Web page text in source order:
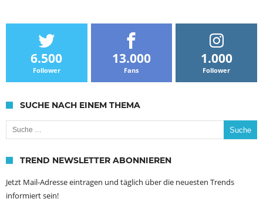
6.500
Follower
13.000
Fans
1.000
Follower
SUCHE NACH EINEM THEMA
Suche nach:
TREND NEWSLETTER ABONNIEREN
Jetzt Mail-Adresse eintragen und täglich über die neuesten Trends
informiert sein!